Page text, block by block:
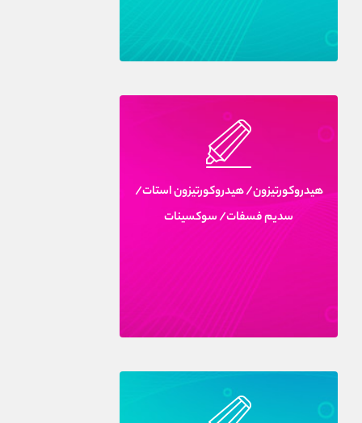
هيدروکورتيزون/ هيدروکورتيزون استات/
سديم فسفات/ سوکسينات